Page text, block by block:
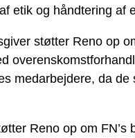
etik og håndtering af
støtter Reno op
medarbejdere, da
Reno op om